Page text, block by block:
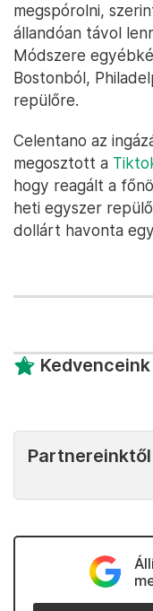
megspórolni,
állandóan távol
Módszere
Bostonból,
repülőre.
Celentano az
megosztott a
hogy reagált a
heti egyszer
dollárt havonta
Kedvenceink
Partnereinktől